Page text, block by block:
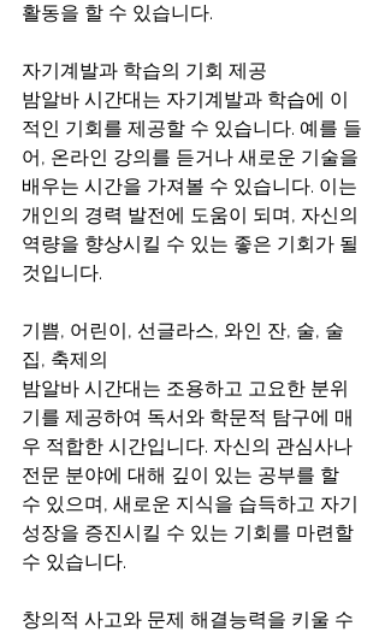
활동을 할 수 있습니다.
자기계발과 학습의 기회 제공
밤알바 시간대는 자기계발과 학습에 이
적인 기회를 제공할 수 있습니다. 예를 들
어, 온라인 강의를 듣거나 새로운 기술을
배우는 시간을 가져볼 수 있습니다. 이는
개인의 경력 발전에 도움이 되며, 자신의
역량을 향상시킬 수 있는 좋은 기회가 될
것입니다.
기쁨, 어린이, 선글라스, 와인 잔, 술, 술
집, 축제의
밤알바 시간대는 조용하고 고요한 분위
기를 제공하여 독서와 학문적 탐구에 매
우 적합한 시간입니다. 자신의 관심사나
전문 분야에 대해 깊이 있는 공부를 할
수 있으며, 새로운 지식을 습득하고 자기
성장을 증진시킬 수 있는 기회를 마련할
수 있습니다.
창의적 사고와 문제 해결능력을 키울 수